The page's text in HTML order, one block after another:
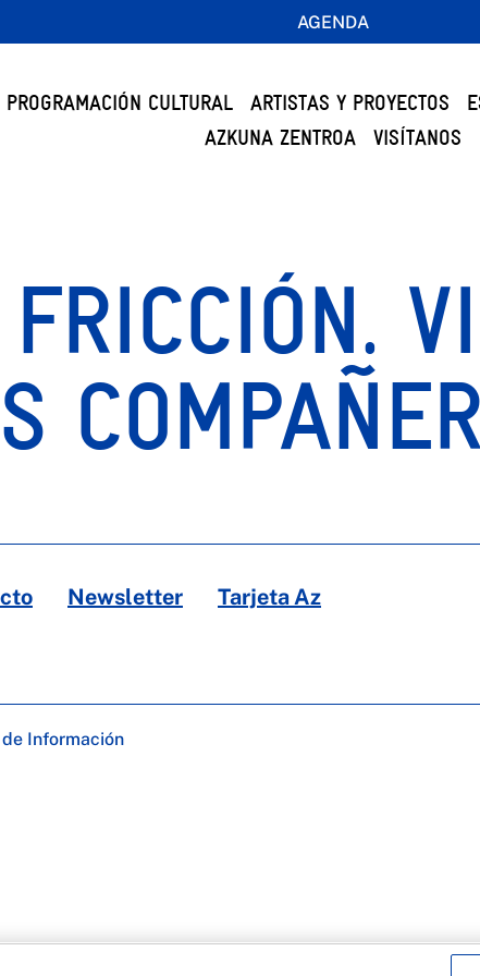
AGENDA
PROGRAMACIÓN CULTURAL ARTISTAS Y PROYECTOS
AZKUNA ZENTROA
VISÍTANOS
Newsletter
Tarjeta Az
Información